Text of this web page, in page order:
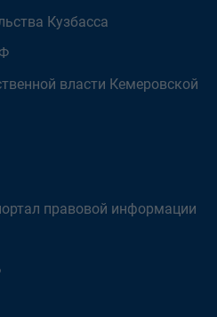
Кузбасса
власти Кемеровской
правовой информации